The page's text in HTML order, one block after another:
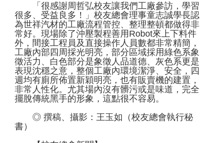
「很感謝周哲弘校友讓我們工廠參訪，學習
很多、受益良多！」校友總會理事童志誠學長認
為世祥汽材的工廠流程管控、整理整頓都做得非
常好。現場除了沖壓製程善用Robot來上下料件
外，間接工程員及直接操作人員數都非常精簡，
工廠內部四周採光明亮，部分區域採用綠色系象
徵活力、白色部分是象徵人品道德、灰色系更是
表現沈穩之意，整個工廠內環境潔淨、安全，四
週均有廁所佈置新穎明亮，也有販賣機的建置，
非常人性化。尤其場內沒有髒污或是味道，完全
擺脫傳統黑手的形象，這點很不容易。
◎ 撰稿、攝影：王玉如（校友總會執行秘
書）